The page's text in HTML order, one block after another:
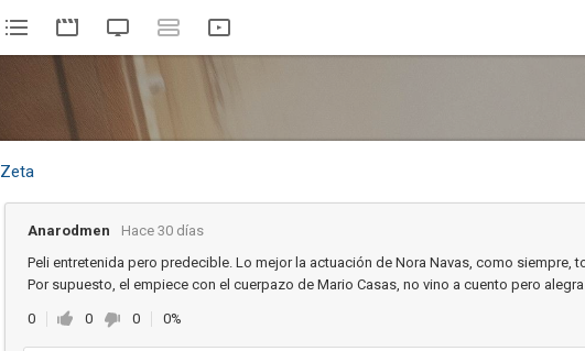
Zeta
Anarodmen Hace 30 días
Peli entretenida pero predecible. Lo mejor la actuación de Nora Navas, como siempre,
Por supuesto, el empiece con el cuerpazo de Mario Casas, no vino a cuento pero
0 0 0 0%